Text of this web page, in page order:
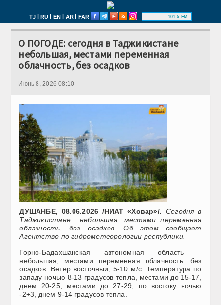
TJ | RU | EN | AR | FAR 101.5 FM
О ПОГОДЕ: сегодня в Таджикистане
небольшая, местами переменная
облачность, без осадков
Июнь 8, 2026 08:10
ДУШАНБЕ, 08.06.2026 /НИАТ «Ховар»/. Сегодня в
Таджикистане небольшая, местами переменная
облачность, без осадков. Об этом сообщает
Агентство по гидрометеорологии республики.
Горно-Бадахшанская автономная область –
небольшая, местами переменная облачность, без
осадков. Ветер восточный, 5-10 м/с. Температура по
западу ночью 8-13 градусов тепла, местами до 15-17,
днем 20-25, местами до 27-29, по востоку ночью
-2+3, днем 9-14 градусов тепла.